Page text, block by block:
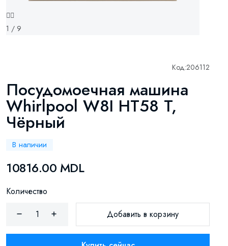
1 / 9
Код:206112
Посудомоечная машина
Whirlpool W8I HT58 T,
Чёрный
В наличии
10816.00 MDL
Количество
Добавить в корзину